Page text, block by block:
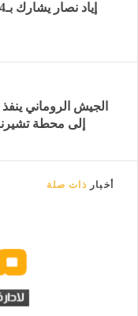
الجيش الروماني
إلى محطة
أخبار ذات صلة